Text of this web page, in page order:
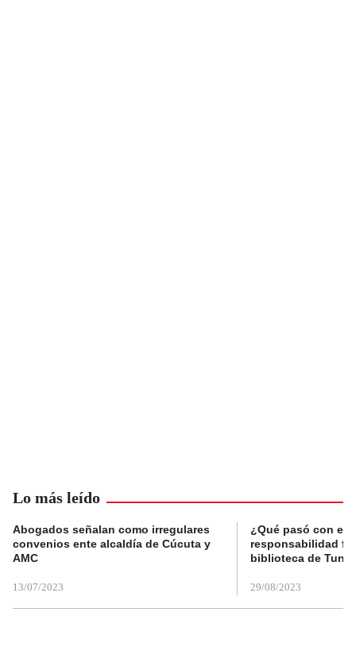
Lo más leído
Abogados señalan como irregulares
convenios ente alcaldía de Cúcuta y
AMC
13/07/2023
¿Qué pasó con el
responsabilidad
biblioteca de
29/08/2023